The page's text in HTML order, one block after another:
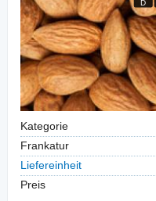
Kategorie
Frankatur
Liefereinheit
Preis